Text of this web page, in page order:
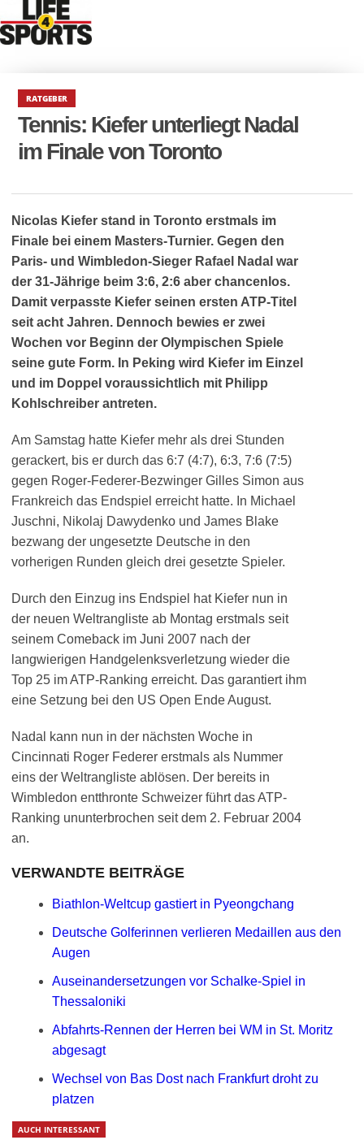
RATGEBER
Tennis: Kiefer unterliegt Nadal
im Finale von Toronto
Nicolas Kiefer stand in Toronto erstmals im
Finale bei einem Masters-Turnier. Gegen den
Paris- und Wimbledon-Sieger Rafael Nadal war
der 31-Jährige beim 3:6, 2:6 aber chancenlos.
Damit verpasste Kiefer seinen ersten ATP-Titel
seit acht Jahren. Dennoch bewies er zwei
Wochen vor Beginn der Olympischen Spiele
seine gute Form. In Peking wird Kiefer im Einzel
und im Doppel voraussichtlich mit Philipp
Kohlschreiber antreten.
Am Samstag hatte Kiefer mehr als drei Stunden
gerackert, bis er durch das 6:7 (4:7), 6:3, 7:6 (7:5)
gegen Roger-Federer-Bezwinger Gilles Simon aus
Frankreich das Endspiel erreicht hatte. In Michael
Juschni, Nikolaj Dawydenko und James Blake
bezwang der ungesetzte Deutsche in den
vorherigen Runden gleich drei gesetzte Spieler.
Durch den Einzug ins Endspiel hat Kiefer nun in
der neuen Weltrangliste ab Montag erstmals seit
seinem Comeback im Juni 2007 nach der
langwierigen Handgelenksverletzung wieder die
Top 25 im ATP-Ranking erreicht. Das garantiert ihm
eine Setzung bei den US Open Ende August.
Nadal kann nun in der nächsten Woche in
Cincinnati Roger Federer erstmals als Nummer
eins der Weltrangliste ablösen. Der bereits in
Wimbledon entthronte Schweizer führt das ATP-
Ranking ununterbrochen seit dem 2. Februar 2004
an.
VERWANDTE BEITRÄGE
Biathlon-Weltcup gastiert in Pyeongchang
Deutsche Golferinnen verlieren Medaillen aus den
Augen
Auseinandersetzungen vor Schalke-Spiel in
Thessaloniki
Abfahrts-Rennen der Herren bei WM in St. Moritz
abgesagt
Wechsel von Bas Dost nach Frankfurt droht zu
platzen
AUCH INTERESSANT